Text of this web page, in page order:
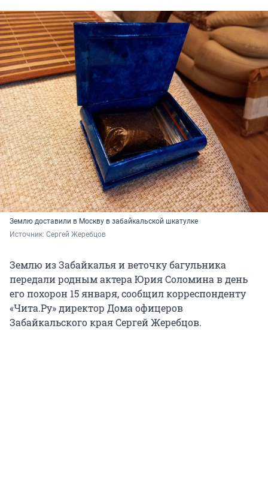
Землю доставили в Москву в забайкальской шкатулке
Источник: Сергей Жеребцов
Землю из Забайкалья и веточку багульника
передали родным актера Юрия Соломина в день
его похорон 15 января, сообщил корреспонденту
«Чита.Ру» директор Дома офицеров
Забайкальского края Сергей Жеребцов.